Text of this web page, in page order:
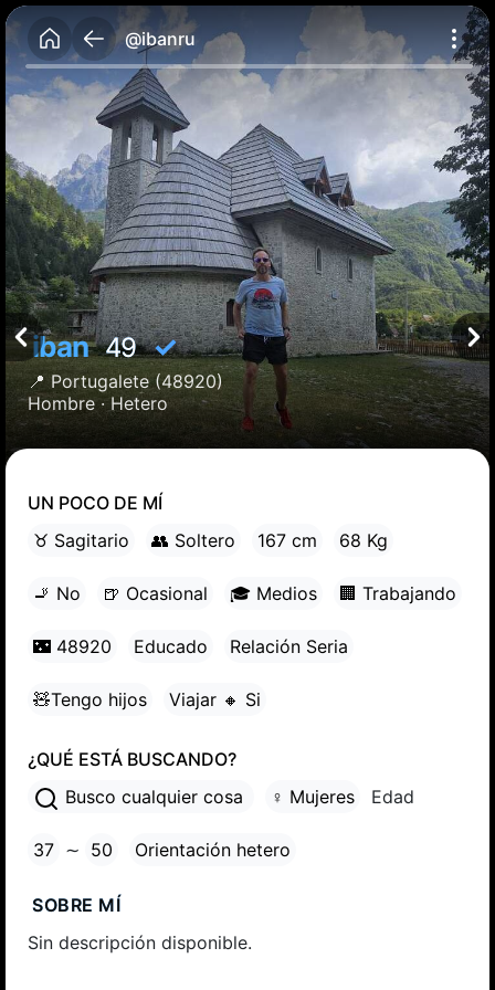
@ibanru
iban49✓
📍 Portugalete (48920)
Hombre ·Hetero
UN POCO DE MÍ
♉ Sagitario
👥 Soltero 167 cm 68 Kg
🚬 No 🍺 Ocasional 🎓 Medios 🏢 Trabajando
🌃 48920 Educado Relación Seria
🧸Tengo hijos Viajar 🔸 Si
¿QUÉ ESTÁ BUSCANDO?
Busco cualquier cosa
♀ Mujeres Edad
37 ∼ 50 Orientación hetero
SOBRE MÍ
Sin descripción disponible.